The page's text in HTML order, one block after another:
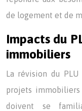
de logement et de
Impacts du
immobiliers
La révision du
projets immobiliers
doivent se